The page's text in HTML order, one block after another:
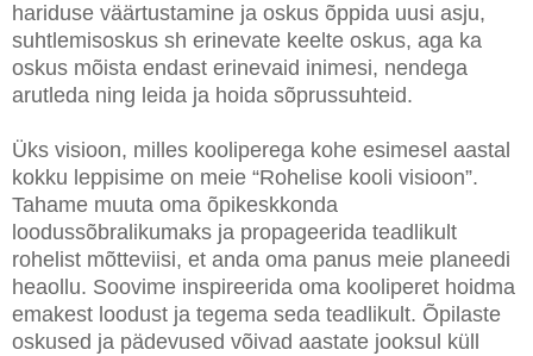
hariduse väärtustamine ja oskus õppida uusi asju,
suhtlemisoskus sh erinevate keelte oskus, aga ka
oskus mõista endast erinevaid inimesi, nendega
arutleda ning leida ja hoida sõprussuhteid.
Üks visioon, milles kooliperega kohe esimesel aastal
kokku leppisime on meie “Rohelise kooli visioon”.
Tahame muuta oma õpikeskkonda
loodussõbralikumaks ja propageerida teadlikult
rohelist mõtteviisi, et anda oma panus meie planeedi
heaollu. Soovime inspireerida oma kooliperet hoidma
emakest loodust ja tegema seda teadlikult. Õpilaste
oskused ja pädevused võivad aastate jooksul küll